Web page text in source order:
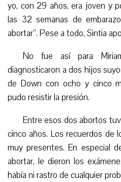
yo, con 29 años, era joven y
las 32 semanas de
abortar”. Pese a todo, Sintia
No fue así para
diagnosticaron a dos hijos
de Down con ocho y cinco
pudo resistir la presión.
Entre esos dos abortos
cinco años. Los recuerdos de
muy presentes. En especial
abortar, le dieron los
había ni rastro de cualquier